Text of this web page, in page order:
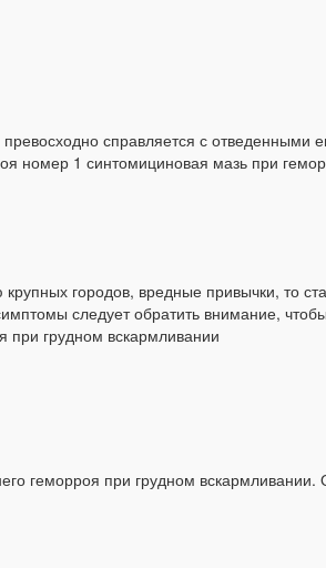
справляется с
номер 1 синтомициновая мазь при
городов, вредные привычки, то
следует обратить внимание,
грудном вскармливании
геморроя при грудном